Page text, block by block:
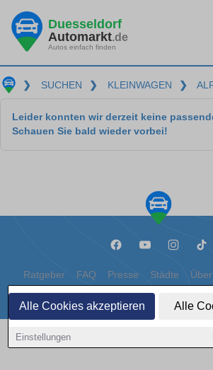
Alle Cookies akzeptieren Alle
Einstellungen
Duesseldorf
Automarkt.de
Autos einfach finden
❯ SUCHEN ❯ KLEINWAGEN ❯
Leider konnten wir derzeit keine
Schauen Sie bald wieder vorbei!
Ratgeber FAQ Presse Städte
Datenschutz Cookies
Copyright © 2000 - 2026 | 1A Infosysteme GmbH |